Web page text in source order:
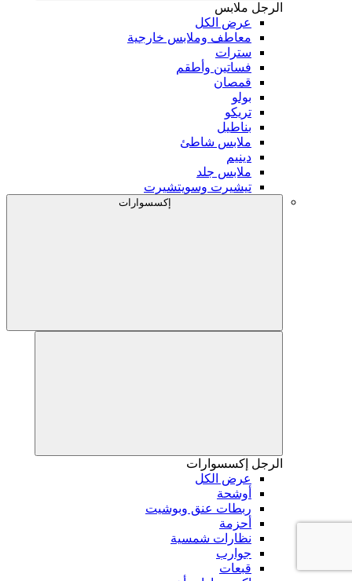
الرجل ملابس
عرض الكل
معاطف وملابس خارجية
سترات
فساتين وأطقم
قمصان
بولو
تريكو
بناطيل
ملابس شاطئ
دينيم
ملابس جلد
تيشيرت وسويتشيرت
إكسسوارات
الرجل إكسسوارات
عرض الكل
أوشحة
ربطات عنق وبوشيت
أحزمة
نظارات شمسية
جوارب
قبعات